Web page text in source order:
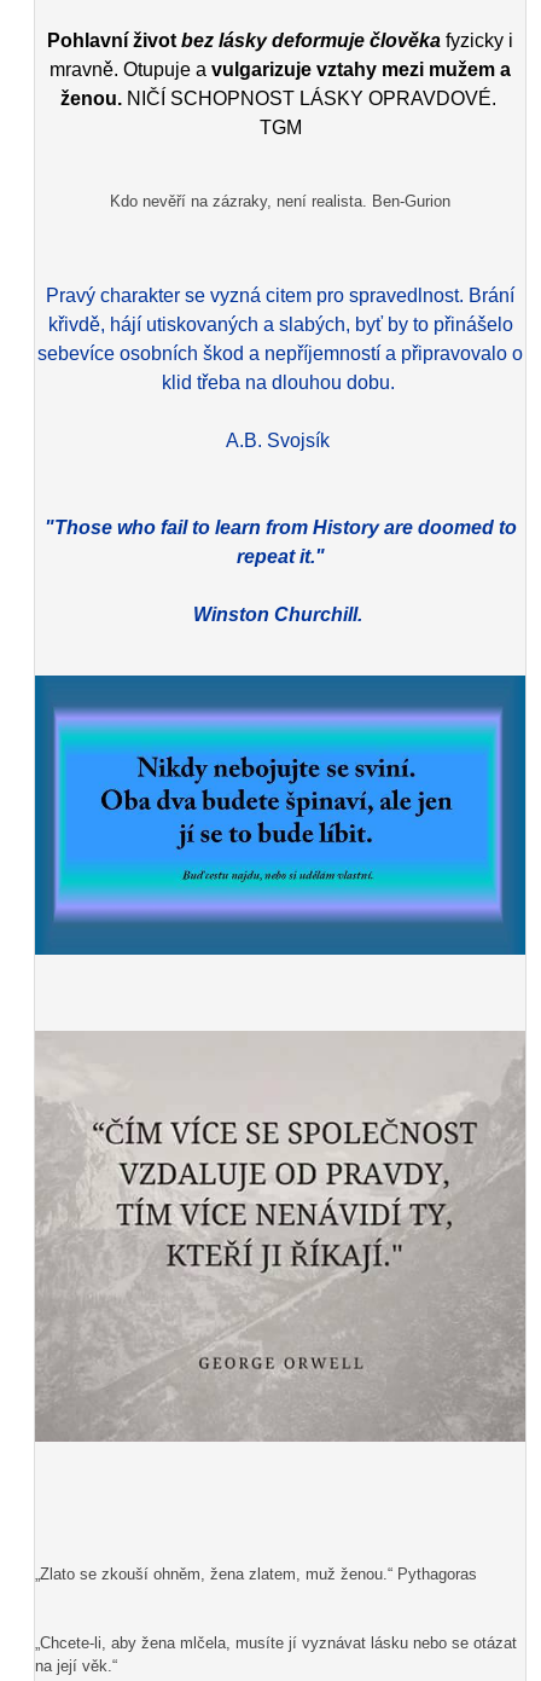
Pohlavní život bez lásky deformuje člověka fyzicky i
mravně. Otupuje avulgarizuje vztahy mezi mužem a
ženou. NIČÍ SCHOPNOST LÁSKY OPRAVDOVÉ.
TGM
Kdo nevěří na zázraky, není realista. Ben-Gurion
Pravý charakter se vyzná citem pro spravedlnost. Brání
křivdě, hájí utiskovaných a slabých, byť by to přinášelo
sebevíce osobních škod a nepříjemností a připravovalo o
klid třeba na dlouhou dobu.
A.B. Svojsík
"Those who fail to learn from History are doomed to
repeat it."
Winston Churchill.
„Zlato se zkouší ohněm, žena zlatem, muž ženou.“ Pythagoras
„Chcete-li, aby žena mlčela, musíte jí vyznávat lásku nebo se otázat
na její věk.“